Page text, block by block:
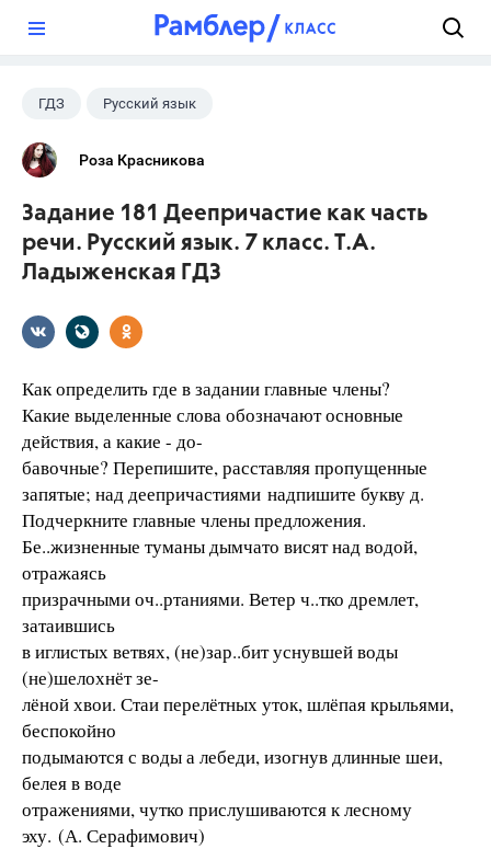
ГДЗ Русский язык
Ладыженская Т.А.
Роза Красникова
Задание 181 Деепричастие как часть
речи. Русский язык. 7 класс. Т.А.
Ладыженская ГДЗ
Как определить где в задании главные члены?
Какие выделенные слова обозначают основные
действия, а какие - до-
бавочные? Перепишите, расставляя пропущенные
запятые; над деепричастиями надпишите букву д.
Подчеркните главные члены предложения.
Бе..жизненные туманы дымчато висят над водой,
отражаясь
призрачными оч..ртаниями. Ветер ч..тко дремлет,
затаившись
в иглистых ветвях, (не)зар..бит уснувшей воды
(не)шелохнёт зе-
лёной хвои. Стаи перелётных уток, шлёпая крыльями,
беспокойно
подымаются с воды а лебеди, изогнув длинные шеи,
белея в воде
отражениями, чутко прислушиваются к лесному
эху. (А. Серафимович)